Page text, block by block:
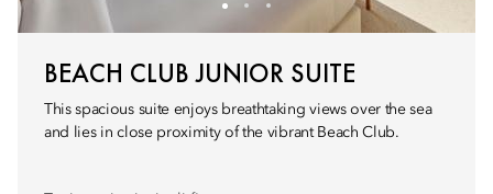
BEACH CLUB JUNIOR SUITE
This spacious suite enjoys breathtaking views over the sea
and lies in close proximity of the vibrant Beach Club.